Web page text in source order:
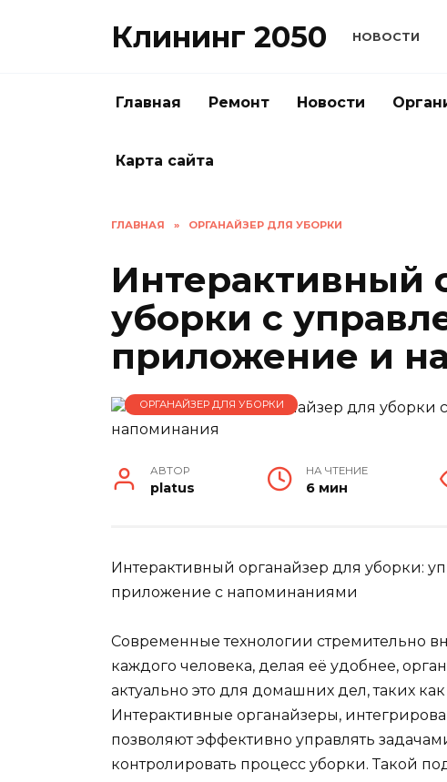
Клининг 2050 НОВОСТИ
Главная Ремонт Новости
Карта сайта
ГЛАВНАЯ » ОРГАНАЙЗЕР ДЛЯ УБОРКИ
Интерактивный
уборки с
приложение и
ОРГАНАЙЗЕР ДЛЯ УБОРКИ
АВТОР
platus
НА ЧТЕНИЕ
6 мин
Интерактивный органайзер для уборки:
приложение с напоминаниями
Современные технологии стремительно
каждого человека, делая её удобнее,
актуально это для домашних дел, таких
Интерактивные органайзеры,
позволяют эффективно управлять
контролировать процесс уборки. Такой